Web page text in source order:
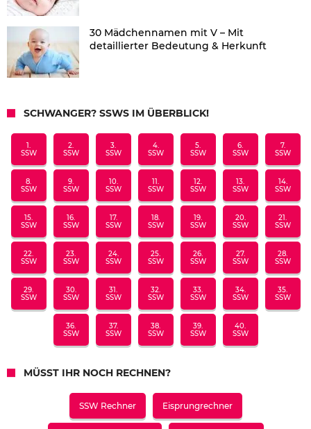
30 Mädchennamen mit V – Mit
detaillierter Bedeutung & Herkunft
SCHWANGER? SSWS IM ÜBERBLICK!
1.
SSW
2.
SSW
3.
SSW
4.
SSW
5.
SSW
6.
SSW
7.
SSW
8.
SSW
9.
SSW
10.
SSW
11.
SSW
12.
SSW
13.
SSW
14.
SSW
15.
SSW
16.
SSW
17.
SSW
18.
SSW
19.
SSW
20.
SSW
21.
SSW
22.
SSW
23.
SSW
24.
SSW
25.
SSW
26.
SSW
27.
SSW
28.
SSW
29.
SSW
30.
SSW
31.
SSW
32.
SSW
33.
SSW
34.
SSW
35.
SSW
36.
SSW
37.
SSW
38.
SSW
39.
SSW
40.
SSW
MÜSST IHR NOCH RECHNEN?
SSW Rechner Eisprungrechner